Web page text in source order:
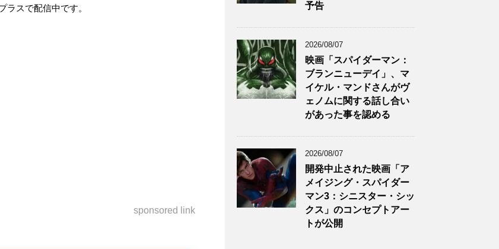
ラスで配信中です。
sponsored link
予告
2026/08/07
映画「スパイダーマン：
ブランニューデイ」、マ
イケル・マンドさんがヴ
ェノムに関する話し合い
があった事を認める
2026/08/07
開発中止された映画「ア
メイジング・スパイダー
マン3：シニスター・シッ
クス」のコンセプトアー
トが公開